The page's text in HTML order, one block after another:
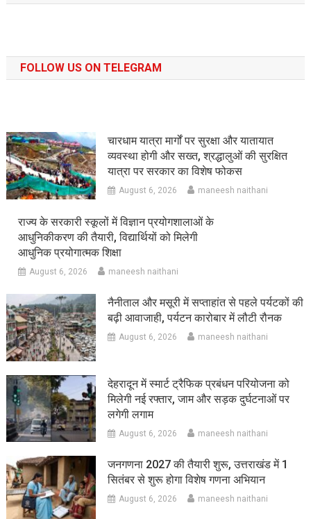
FOLLOW US ON TELEGRAM
चारधाम यात्रा मार्गों पर सुरक्षा और यातायात
व्यवस्था होगी और सख्त, श्रद्धालुओं की सुरक्षित
यात्रा पर सरकार का विशेष फोकस
August 6, 2026 maneesh naithani
राज्य के सरकारी स्कूलों में विज्ञान प्रयोगशालाओं के
आधुनिकीकरण की तैयारी, विद्यार्थियों को मिलेगी
आधुनिक प्रयोगात्मक शिक्षा
August 6, 2026 maneesh naithani
नैनीताल और मसूरी में सप्ताहांत से पहले पर्यटकों की
बढ़ी आवाजाही, पर्यटन कारोबार में लौटी रौनक
August 6, 2026 maneesh naithani
देहरादून में स्मार्ट ट्रैफिक प्रबंधन परियोजना को
मिलेगी नई रफ्तार, जाम और सड़क दुर्घटनाओं पर
लगेगी लगाम
August 6, 2026 maneesh naithani
जनगणना 2027 की तैयारी शुरू, उत्तराखंड में 1
सितंबर से शुरू होगा विशेष गणना अभियान
August 6, 2026 maneesh naithani